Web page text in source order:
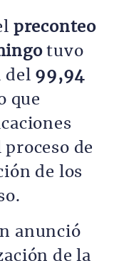
preconteo
tuvo
del 99,94
que
de
de los
anunció